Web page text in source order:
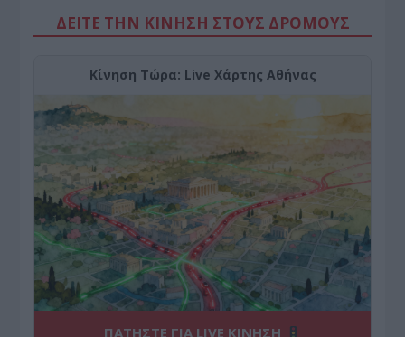
ΔΕΙΤΕ ΤΗΝ ΚΙΝΗΣΗ ΣΤΟΥΣ ΔΡΌΜΟΥΣ
Κίνηση Τώρα: Live Χάρτης Αθήνας
ΠΑΤΗΣΤΕ ΓΙΑ LIVE ΚΙΝΗΣΗ